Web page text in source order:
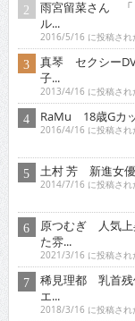
真琴 セクシー
子...
2013/4/16 に投稿され
RaMu 18歳Gカ
2016/4/16 に投稿された
土村 芳 新進女優
原つむぎ 人気上
2021/3/16 に投稿され
稀見理都 乳首残
エ...
2018/3/16 に投稿され
琴子 迫力バスト
2015/10/16 に投稿され